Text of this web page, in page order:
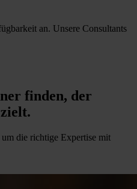
an. Unsere Consultants
finden, der
um die richtige Expertise mit